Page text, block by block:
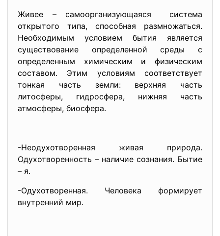
Живее – самоорганизующаяся система
открытого типа, способная размножаться.
Необходимым условием бытия является
существование определенной среды с
определенным химическим и физическим
составом. Этим условиям соответствует
тонкая часть земли: верхняя часть
литосферы, гидросфера, нижняя часть
атмосферы, биосфера.
-Неодухотворенная живая природа.
Одухотворенность – наличие сознания. Бытие
– я.
-Одухотворенная. Человека формирует
внутренний мир.